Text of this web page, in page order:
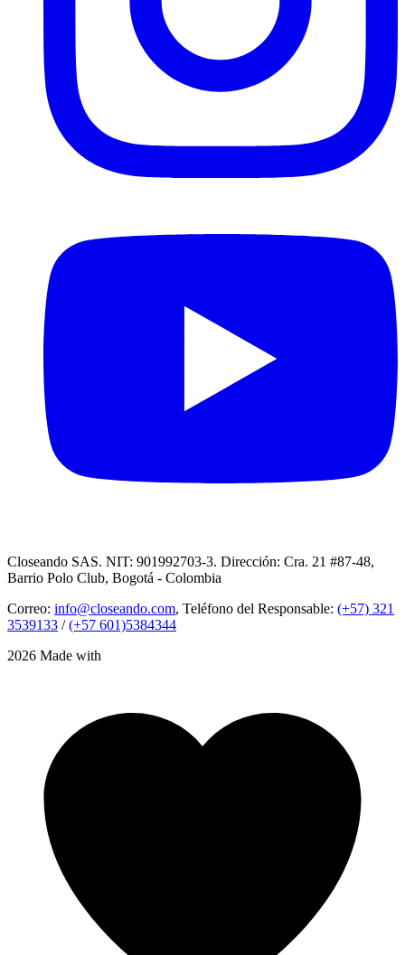
Closeando SAS. NIT: 901992703-3. Dirección: Cra. 21 #87-48,
Barrio Polo Club, Bogotá - Colombia
Correo: info@closeando.com, Teléfono del Responsable: (+57) 321
3539133 /(+57 601)5384344
2026 Made with